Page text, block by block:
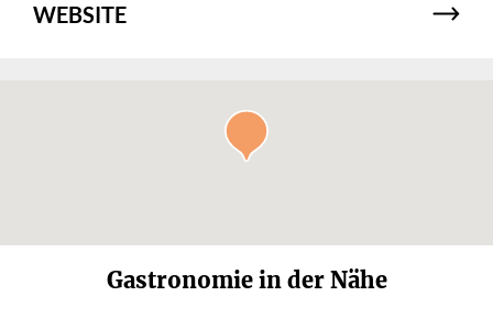
WEBSITE
Gastronomie in der Nähe